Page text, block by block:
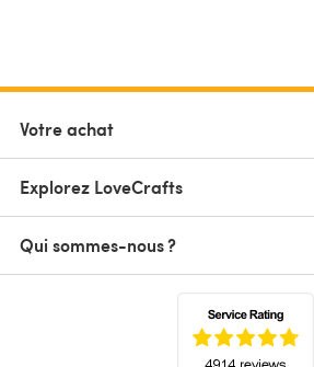
Votre achat
Explorez LoveCrafts
Qui sommes-nous ?